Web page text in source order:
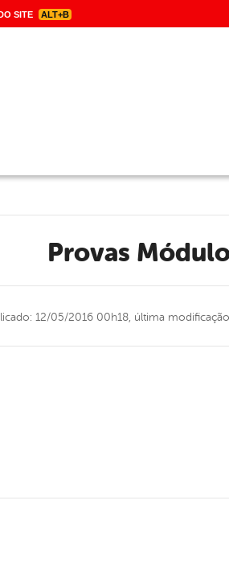
SITE ALT+B
Provas
12/05/2016 00h18, última